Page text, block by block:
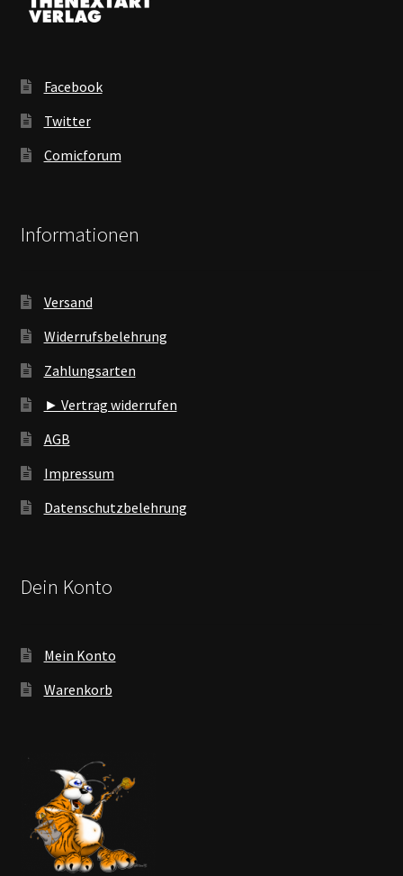
Facebook
Twitter
Comicforum
Informationen
Versand
Widerrufsbelehrung
Zahlungsarten
► Vertrag widerrufen
AGB
Impressum
Datenschutzbelehrung
Dein Konto
Mein Konto
Warenkorb